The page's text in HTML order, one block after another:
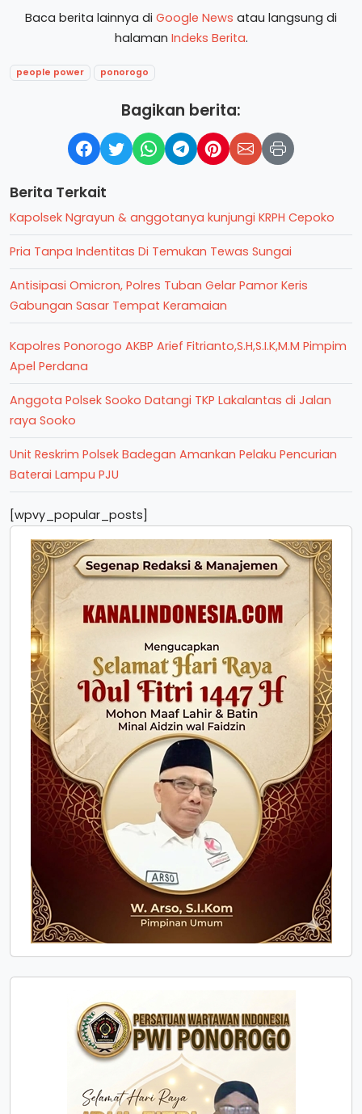
Baca berita lainnya di Google News atau langsung di
halaman Indeks Berita.
people power ponorogo
Bagikan berita:
Berita Terkait
Kapolsek Ngrayun & anggotanya kunjungi KRPH Cepoko
Pria Tanpa Indentitas Di Temukan Tewas Sungai
Antisipasi Omicron, Polres Tuban Gelar Pamor Keris
Gabungan Sasar Tempat Keramaian
Kapolres Ponorogo AKBP Arief Fitrianto,S.H,S.I.K,M.M Pimpim
Apel Perdana
Anggota Polsek Sooko Datangi TKP Lakalantas di Jalan
raya Sooko
Unit Reskrim Polsek Badegan Amankan Pelaku Pencurian
Baterai Lampu PJU
[wpvy_popular_posts]